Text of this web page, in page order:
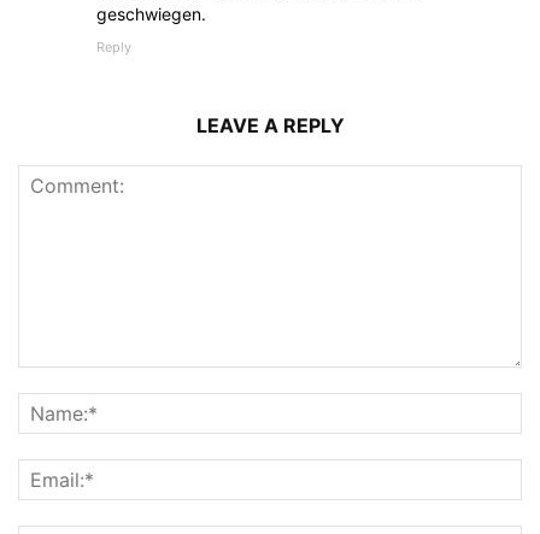
geschwiegen.
Reply
LEAVE A REPLY